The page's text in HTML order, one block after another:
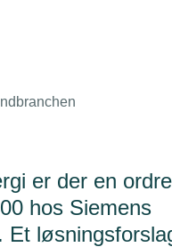
er der en
hos Siemens
Et